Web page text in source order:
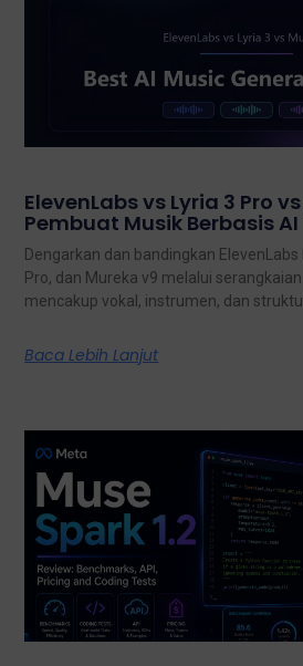
ElevenLabs vs Lyria 3 Pro
Pembuat Musik Berbasis
Dengarkan dan bandingkan ElevenLabs
Pro, dan Mureka v9 melalui
mencakup vokal, instrumen, dan
Baca Lebih Lanjut